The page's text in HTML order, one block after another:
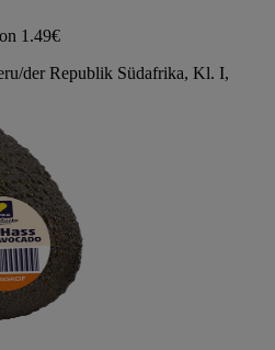
1.49€
der Republik Südafrika, Kl. I,